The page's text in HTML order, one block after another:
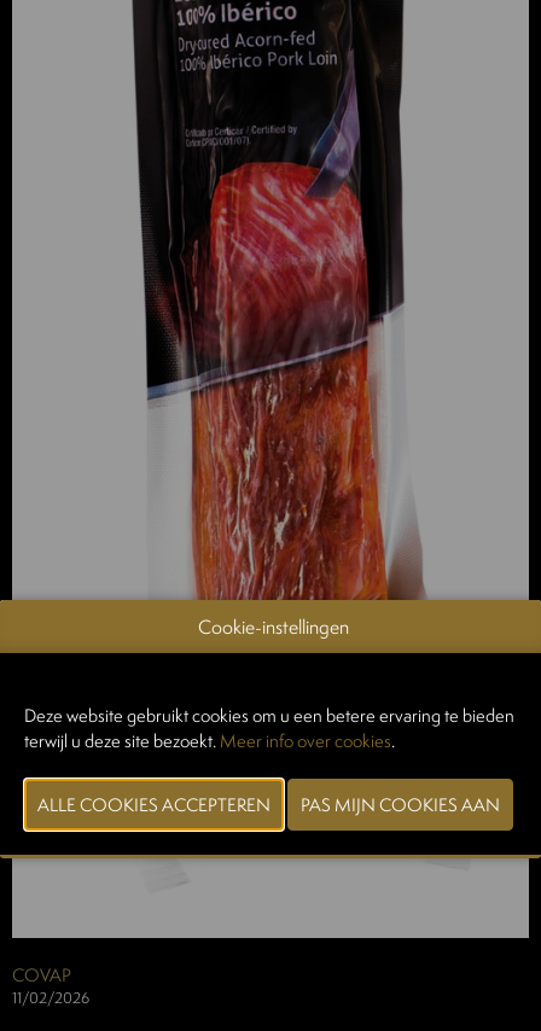
COVAP
11/02/2026
Cookie-instellingen
Deze website gebruikt cookies om u een betere ervaring te bieden
terwijl u deze site bezoekt.Meer info over cookies.